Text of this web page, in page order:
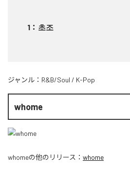
1 ： 초조
ジャンル： R&B/Soul / K-Pop
whome
whomeの他のリリース： whome